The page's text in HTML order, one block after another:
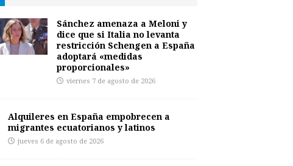
Sánchez amenaza a Meloni y
dice que si Italia no levanta
restricción Schengen a España
adoptará «medidas
proporcionales»
viernes 7 de agosto de 2026
Alquileres en España empobrecen a
migrantes ecuatorianos y latinos
jueves 6 de agosto de 2026